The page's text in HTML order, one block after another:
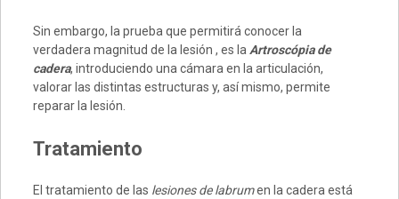
Sin embargo, la prueba que permitirá conocer la
verdadera magnitud de la lesión , es laArtroscópia de
cadera, introduciendo una cámara en la articulación,
valorar las distintas estructuras y, así mismo, permite
reparar la lesión.
Tratamiento
El tratamiento de las lesiones de labrumen la cadera está